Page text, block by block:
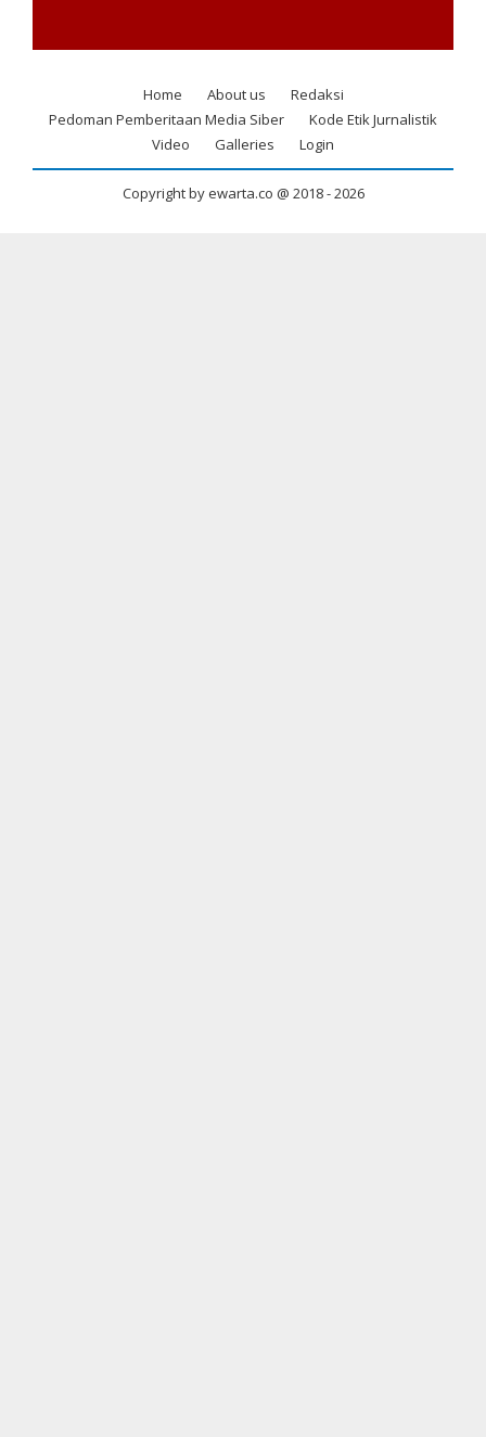
Footer
Home About us
Redaksi
Pedoman Pemberitaan Media Siber
Kode Etik Jurnalistik
Video
Galleries Login
Copyright by ewarta.co @ 2018 -2026